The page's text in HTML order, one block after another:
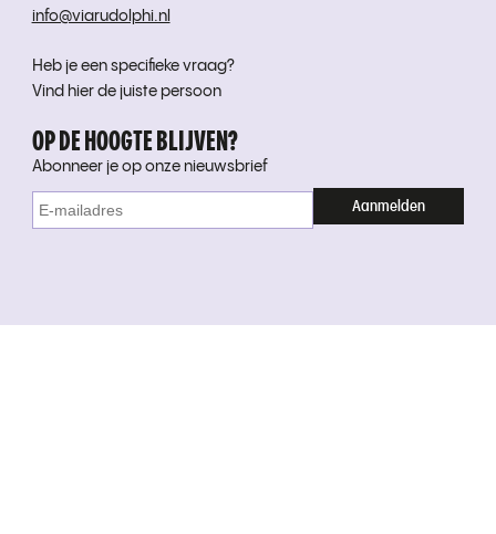
info@viarudolphi.nl
Heb je een specifieke vraag?
Vind hier de juiste persoon
OP DE HOOGTE BLIJVEN?
Abonneer je op onze nieuwsbrief